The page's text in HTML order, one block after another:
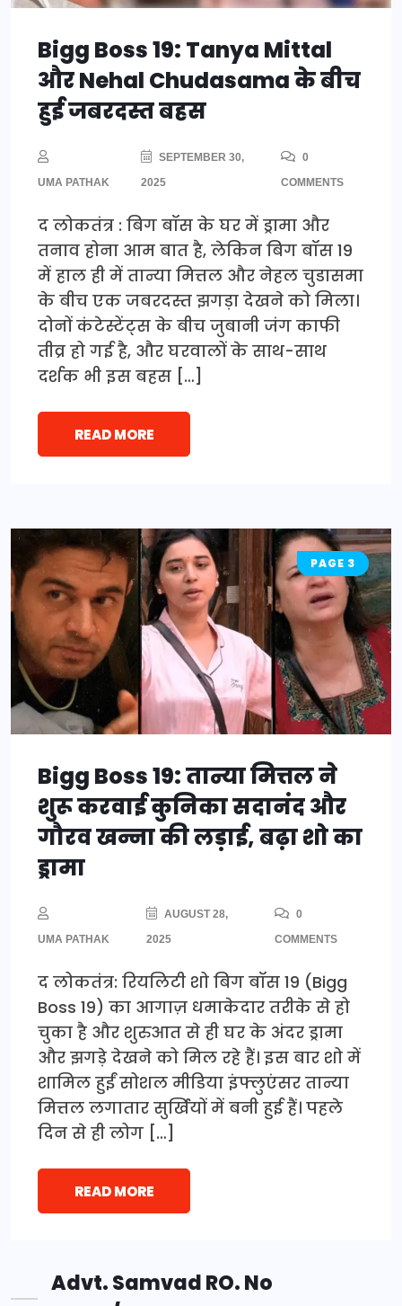
Bigg Boss 19: Tanya Mittal
और Nehal Chudasama के बीच
हुई जबरदस्त बहस
UMA PATHAK
SEPTEMBER 30,
2025
0
COMMENTS
द लोकतंत्र : बिग बॉस के घर में ड्रामा और
तनाव होना आम बात है, लेकिन बिग बॉस 19
में हाल ही में तान्या मित्तल और नेहल चुडासमा
के बीच एक जबरदस्त झगड़ा देखने को मिला।
दोनों कंटेस्टेंट्स के बीच जुबानी जंग काफी
तीव्र हो गई है, और घरवालों के साथ-साथ
दर्शक भी इस बहस […]
READ MORE
PAGE 3
Bigg Boss 19: तान्या मित्तल ने
शुरू करवाई कुनिका सदानंद और
गौरव खन्ना की लड़ाई, बढ़ा शो का
ड्रामा
UMA PATHAK
AUGUST 28,
2025
0
COMMENTS
द लोकतंत्र: रियलिटी शो बिग बॉस 19 (Bigg
Boss 19) का आगाज़ धमाकेदार तरीके से हो
चुका है और शुरुआत से ही घर के अंदर ड्रामा
और झगड़े देखने को मिल रहे हैं। इस बार शो में
शामिल हुईं सोशल मीडिया इंफ्लुएंसर तान्या
मित्तल लगातार सुर्खियों में बनी हुई हैं। पहले
दिन से ही लोग […]
READ MORE
Advt. Samvad RO. No